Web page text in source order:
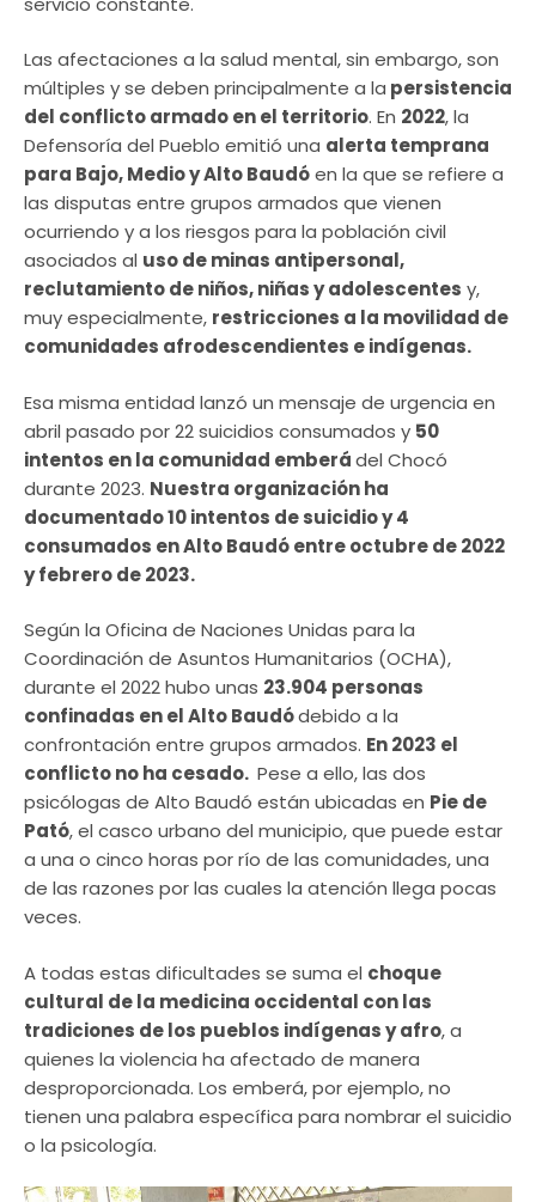
Las afectaciones a la salud mental, sin embargo, son
múltiples y se deben principalmente a la persistencia
del conflicto armado en el territorio. En 2022, la
Defensoría del Pueblo emitió una alerta temprana
para Bajo, Medio y Alto Baudóen la que se refiere a
las disputas entre grupos armados que vienen
ocurriendo y a los riesgos para la población civil
asociados al uso de minas antipersonal,
reclutamiento de niños, niñas y adolescentes y,
muy especialmente, restricciones a la movilidad de
comunidades afrodescendientes e indígenas.
Esa misma entidad lanzó un mensaje de urgencia en
abril pasado por 22 suicidios consumados y 50
intentos en la comunidad emberádel Chocó
durante 2023. Nuestra organización ha
documentado 10 intentos de suicidio y 4
consumados en Alto Baudó entre octubre de 2022
y febrero de 2023.
Según la Oficina de Naciones Unidas para la
Coordinación de Asuntos Humanitarios (OCHA),
durante el 2022 hubo unas 23.904 personas
confinadas en el Alto Baudódebido a la
confrontación entre grupos armados. En 2023 el
conflicto no ha cesado. Pese a ello, las dos
psicólogas de Alto Baudó están ubicadas en Pie de
Pató, el casco urbano del municipio, que puede estar
a una o cinco horas por río de las comunidades, una
de las razones por las cuales la atención llega pocas
veces.
A todas estas dificultades se suma el choque
cultural de la medicina occidental con las
tradiciones de los pueblos indígenas y afro, a
quienes la violencia ha afectado de manera
desproporcionada. Los emberá, por ejemplo, no
tienen una palabra específica para nombrar el suicidio
o la psicología.